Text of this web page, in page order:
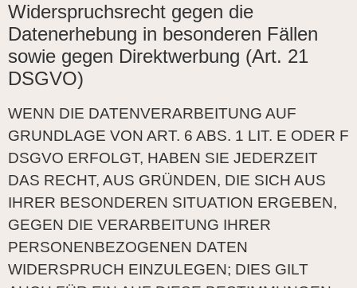
Widerspruchsrecht gegen die
Datenerhebung in besonderen Fällen
sowie gegen Direktwerbung (Art. 21
DSGVO)
WENN DIE DATENVERARBEITUNG AUF
GRUNDLAGE VON ART. 6 ABS. 1 LIT. E ODER F
DSGVO ERFOLGT, HABEN SIE JEDERZEIT
DAS RECHT, AUS GRÜNDEN, DIE SICH AUS
IHRER BESONDEREN SITUATION ERGEBEN,
GEGEN DIE VERARBEITUNG IHRER
PERSONENBEZOGENEN DATEN
WIDERSPRUCH EINZULEGEN; DIES GILT